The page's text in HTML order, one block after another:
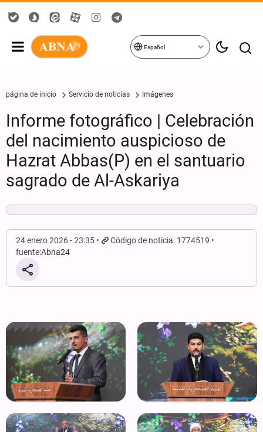
Español
página de inicio Servicio de noticias Imágenes
Informe fotográfico | Celebración
del nacimiento auspicioso de
Hazrat Abbas(P) en el santuario
sagrado de Al-Askariya
24 enero 2026 - 23:35
Código de noticia: 1774519
fuente:Abna24